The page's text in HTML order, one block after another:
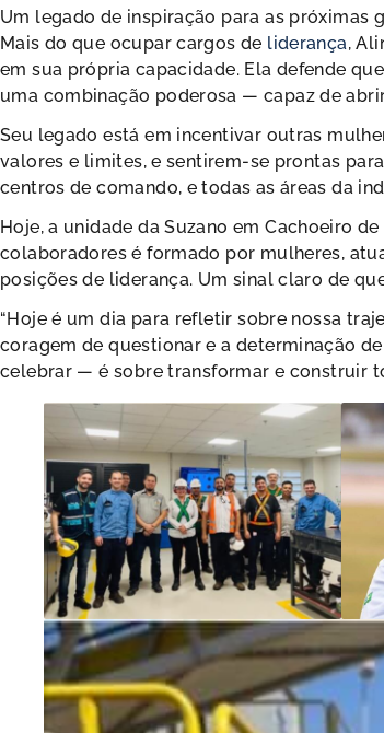
Um legado de inspiração para as próximas
Mais do que ocupar cargos de liderança,
em sua própria capacidade. Ela defende
uma combinação poderosa — capaz de
Seu legado está em incentivar outras
valores e limites, e sentirem-se prontas
centros de comando, e todas as áreas da
Hoje, a unidade da Suzano em Cachoeiro
colaboradores é formado por mulheres,
posições de liderança. Um sinal claro de
“Hoje é um dia para refletir sobre nossa
coragem de questionar e a determinação
celebrar — é sobre transformar e construir